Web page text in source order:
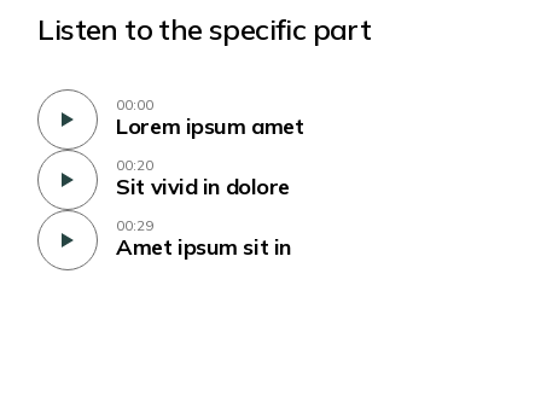
Listen to the specific part
00:00
Lorem ipsum amet
00:20
Sit vivid in dolore
00:29
Amet ipsum sit in